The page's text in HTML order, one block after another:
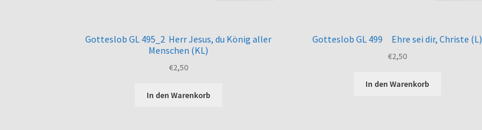
Gotteslob GL 495_2 Herr Jesus, du König aller
Menschen (KL)
€2,50
In den Warenkorb
Gotteslob GL 499 Ehre sei dir, Christe (L)
€2,50
In den Warenkorb